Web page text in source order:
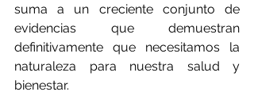
suma a un creciente conjunto de
evidencias que demuestran
definitivamente que necesitamos la
naturaleza para nuestra salud y
bienestar.